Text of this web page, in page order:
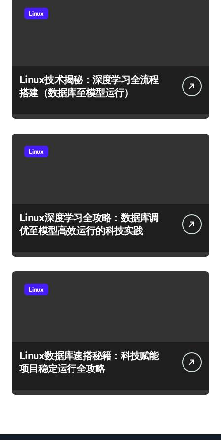
Linux
Linux技术揭秘：深度学习全流程
搭建（数据库至模型运行）
Linux
Linux深度学习全攻略：数据库调
优至模型高效运行的科技实践
Linux
Linux数据库速搭秘籍：科技赋能
项目稳定运行全攻略